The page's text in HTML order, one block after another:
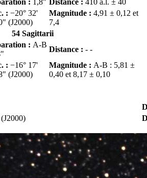
: −20° 32'
(J2000)
Magnitude : 4,91 ± 0,12 et
7,4
54 Sagittarii
: A-B
Distance : - -
: −16° 17'
(J2000)
Magnitude : A-B : 5,81 ±
0,40 et 8,17 ± 0,10